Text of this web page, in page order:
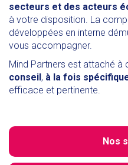
secteurs et des acteurs
à votre disposition. La
développées en interne
vous accompagner.
Mind Partners est attaché à
conseil, à la fois
efficace et pertinente.
Nos